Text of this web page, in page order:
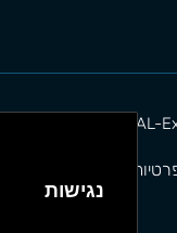
MEDICAL-
נגישות